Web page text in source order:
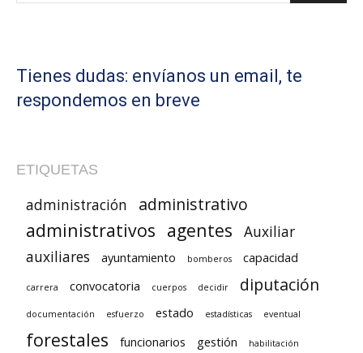
Tienes dudas: envíanos un email, te
respondemos en breve
ETIQUETAS
administración administrativo
administrativos agentes
Auxiliar
auxiliares
ayuntamiento bomberos capacidad
carrera convocatoria cuerpos decidir diputación
documentación esfuerzo estado estadísticas eventual
forestales funcionarios gestión habilitación